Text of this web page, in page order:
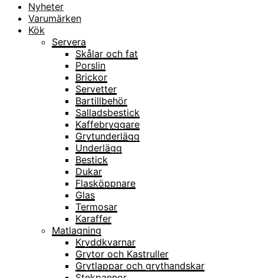
Nyheter
Varumärken
Kök
Servera
Skålar och fat
Porslin
Brickor
Servetter
Bartillbehör
Salladsbestick
Kaffebryggare
Grytunderlägg
Underlägg
Bestick
Dukar
Flasköppnare
Glas
Termosar
Karaffer
Matlagning
Kryddkvarnar
Grytor och Kastruller
Grytlappar och grythandskar